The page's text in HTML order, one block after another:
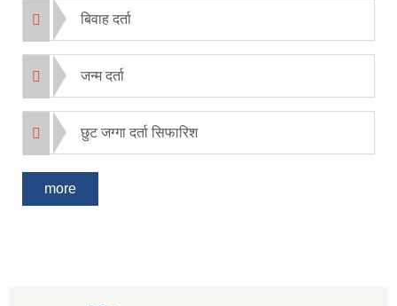
बिवाह दर्ता
जन्म दर्ता
छुट जग्गा दर्ता सिफारिश
more